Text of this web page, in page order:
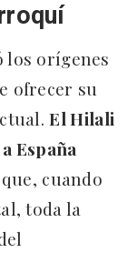
los orígenes
ofrecer su
El Hilali
España
cuando
toda la